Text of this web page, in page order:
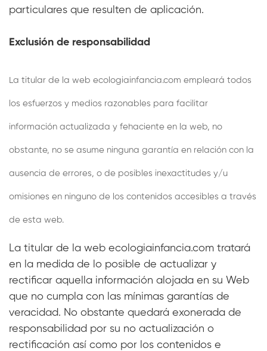
particulares que resulten de aplicación.
Exclusión de responsabilidad
La titular de la web ecologiainfancia.com empleará todos
los esfuerzos y medios razonables para facilitar
información actualizada y fehaciente en la web, no
obstante, no se asume ninguna garantía en relación con la
ausencia de errores, o de posibles inexactitudes y/u
omisiones en ninguno de los contenidos accesibles a través
de esta web.
La titular de la web ecologiainfancia.com tratará
en la medida de lo posible de actualizar y
rectificar aquella información alojada en su Web
que no cumpla con las mínimas garantías de
veracidad. No obstante quedará exonerada de
responsabilidad por su no actualización o
rectificación así como por los contenidos e